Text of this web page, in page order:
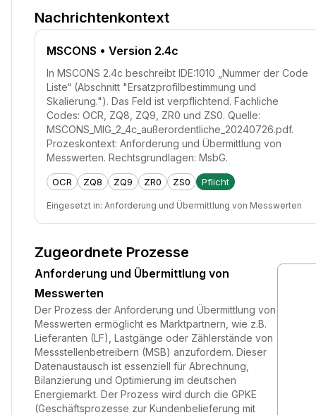
Nachrichtenkontext
MSCONS • Version 2.4c
In MSCONS 2.4c beschreibt IDE:1010 „Nummer der Code
Liste“ (Abschnitt "Ersatzprofilbestimmung und
Skalierung."). Das Feld ist verpflichtend. Fachliche
Codes: OCR, ZQ8, ZQ9, ZR0 und ZS0. Quelle:
MSCONS_MIG_2_4c_außerordentliche_20240726.pdf.
Prozeskontext: Anforderung und Übermittlung von
Messwerten. Rechtsgrundlagen: MsbG.
OCR ZQ8 ZQ9 ZR0 ZS0 Pflicht
Eingesetzt in: Anforderung und Übermittlung von Messwerten
Zugeordnete Prozesse
Anforderung und Übermittlung von
Messwerten
Der Prozess der Anforderung und Übermittlung von
Messwerten ermöglicht es Marktpartnern, wie z.B.
Lieferanten (LF), Lastgänge oder Zählerstände von
Messstellenbetreibern (MSB) anzufordern. Dieser
Datenaustausch ist essenziell für Abrechnung,
Bilanzierung und Optimierung im deutschen
Energiemarkt. Der Prozess wird durch die GPKE
(Geschäftsprozesse zur Kundenbelieferung mit